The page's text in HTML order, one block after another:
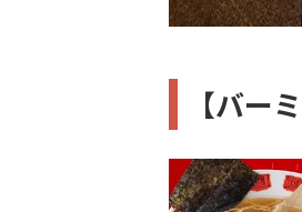
【バー